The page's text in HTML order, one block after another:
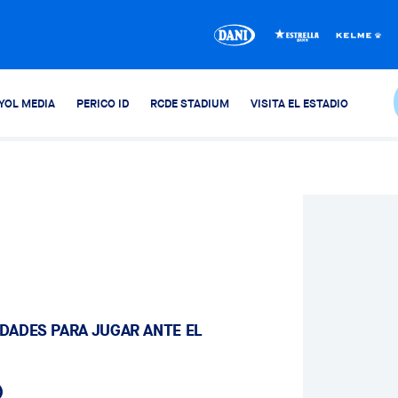
MEDIA PERICO ID RCDE STADIUM VISITA EL ESTADIO
PARA JUGAR ANTE EL